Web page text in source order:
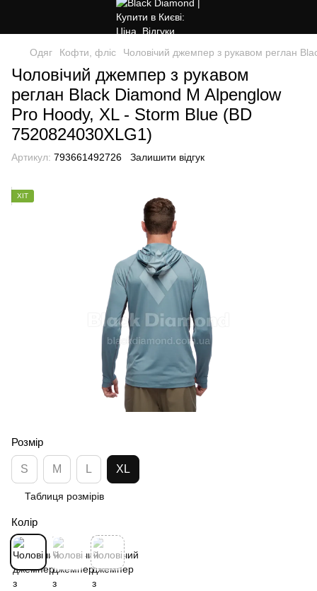
Одяг Кофти, фліс Чоловічий джемпер з рукавом реглан
Чоловічий джемпер з рукавом
реглан Black Diamond M Alpenglow
Pro Hoody, XL - Storm Blue (BD
7520824030XLG1)
Артикул: 793661492726 Залишити відгук
ХІТ
Розмір
S M L XL
Таблиця розмірів
Колір